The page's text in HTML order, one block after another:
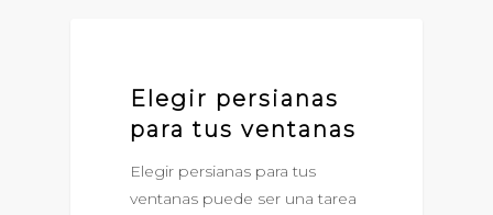
Elegir persianas
para tus ventanas
Elegir persianas para tus
ventanas puede ser una tarea